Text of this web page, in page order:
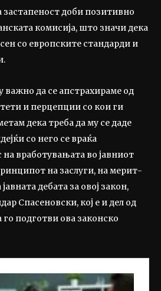
застапеност доби позитивно
комисија, што значи дека
со европските стандарди и
важно да се апстрахираме од
и перцепции со кои ги
дека треба да му се даде
со него се враќа
вработувањата во јавниот
на заслуги, на мерит-
дебата за овој закон,
Спасеновски, кој е и дел од
го подготви ова законско